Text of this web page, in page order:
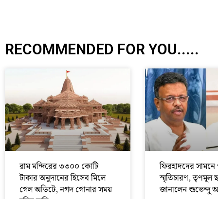
RECOMMENDED FOR YOU.....
রাম মন্দিরের ৩৩০০ কোটি
টাকার অনুদানের হিসেব মিলে
গেল অডিটে, নগদ গোনার সময়
ফিরহাদদের
স্মৃতিচারণ, তৃণমূল
জানালেন শুভেন্দু